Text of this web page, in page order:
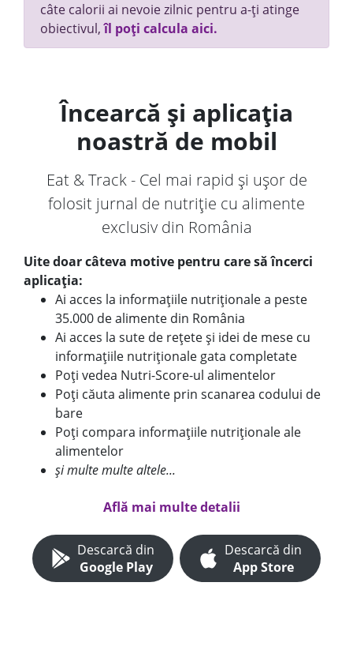
câte calorii ai nevoie zilnic pentru a-ți atinge
obiectivul,îl poți calcula aici.
Încearcă și aplicația
noastră de mobil
Eat & Track - Cel mai rapid și ușor de
folosit jurnal de nutriție cu alimente
exclusiv din România
Uite doar câteva motive pentru care să încerci
aplicația:
Ai acces la informațiile nutriționale a peste
35.000 de alimente din România
Ai acces la sute de rețete și idei de mese cu
informațiile nutriționale gata completate
Poți vedea Nutri-Score-ul alimentelor
Poți căuta alimente prin scanarea codului de
bare
Poți compara informațiile nutriționale ale
alimentelor
și multe multe altele...
Află mai multe detalii
Descarcă din
Google Play
Descarcă din
App Store